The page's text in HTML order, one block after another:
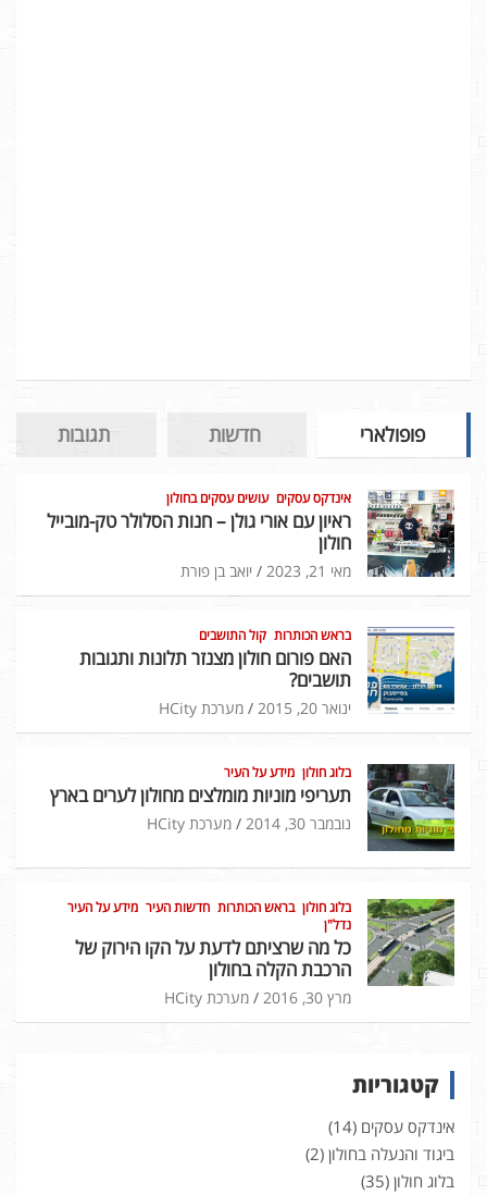
פופולארי חדשות תגובות
אינדקס עסקים עושים עסקים בחולון
ראיון עם אורי גולן – חנות הסלולר טק-מובייל
חולון
מאי 21, 2023 יואב בן פורת
בראש הכותרות קול התושבים
האם פורום חולון מצנזר תלונות ותגובות
תושבים?
ינואר 20, 2015 מערכת HCity
בלוג חולון מידע על העיר
תעריפי מוניות מומלצים מחולון לערים בארץ
נובמבר 30, 2014 מערכת HCity
בלוג חולון בראש הכותרות חדשות העיר מידע על העיר
נדל"ן
כל מה שרציתם לדעת על הקו הירוק של
הרכבת הקלה בחולון
מרץ 30, 2016 מערכת HCity
קטגוריות
אינדקס עסקים (14)
ביגוד והנעלה בחולון (2)
בלוג חולון (35)